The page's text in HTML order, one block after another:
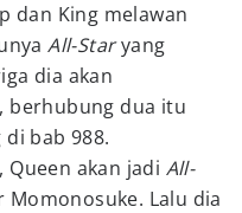
dan King melawan
All-Staryang
dia akan
berhubung dua itu
bab 988.
Queen akan jadi All-
Lalu dia